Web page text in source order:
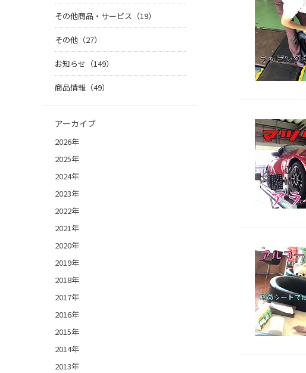
その他商品・サービス（19）
その他（27）
お知らせ（149）
商品情報（49）
アーカイブ
2026年
2025年
2024年
2023年
2022年
2021年
2020年
2019年
2018年
2017年
2016年
2015年
2014年
2013年